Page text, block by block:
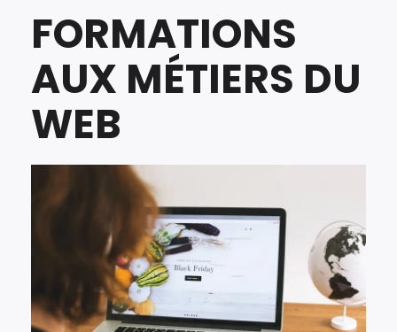
FORMATIONS
AUX MÉTIERS DU
WEB